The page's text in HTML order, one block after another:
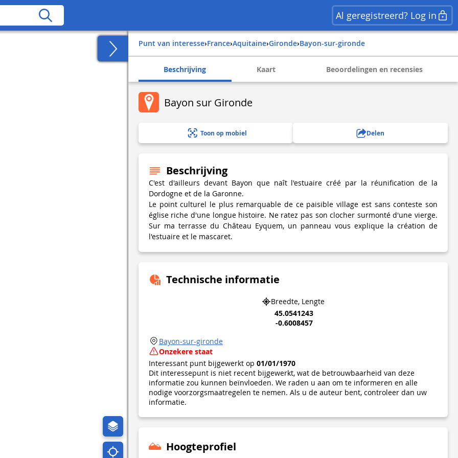
Al geregistreerd? Log in
Punt van interesse› france› aquitaine› gironde› bayon-sur-gironde
Beschrijving Kaart Beoordelingen en recensies
Bayon sur Gironde
Toon op mobiel Delen
Beschrijving
C'est d'ailleurs devant Bayon que naît l'estuaire créé par la réunification de la
Dordogne et de la Garonne.
Le point culturel le plus remarquable de ce paisible village est sans conteste son
église riche d'une longue histoire. Ne ratez pas son clocher surmonté d'une vierge.
Sur ma terrasse du Château Eyquem, un panneau vous explique la création de
l'estuaire et le mascaret.
Technische informatie
Breedte, Lengte
45.0541243
-0.6008457
Bayon-sur-gironde
Onzekere staat
Interessant punt bijgewerkt op 01/01/1970
Dit interessepunt is niet recent bijgewerkt, wat de betrouwbaarheid van deze
informatie zou kunnen beïnvloeden. We raden u aan om te informeren en alle
nodige voorzorgsmaatregelen te nemen. Als u de auteur bent, controleer dan uw
informatie.
Hoogteprofiel